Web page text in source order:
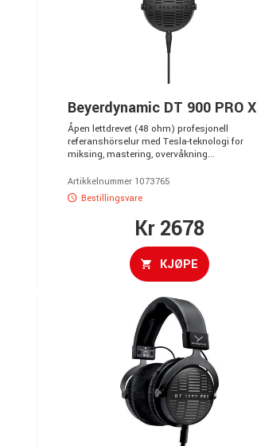
Beyerdynamic DT 900 PRO X
Åpen lettdrevet (48 ohm) profesjonell
referanshörselur med Tesla-teknologi for
miksing, mastering, overvåkning...
Artikkelnummer 1073765
Bestillingsvare
Kr 2678
KJØPE